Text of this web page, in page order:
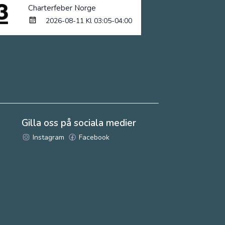
Charterfeber Norge
2026-08-11 Kl 03:05-04:00
Gilla oss på sociala medier
Instagram Facebook